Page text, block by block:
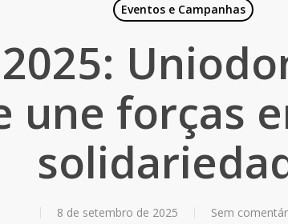
Eventos e Campanhas
2025:
une forças
8 de setembro de 2025 Sem